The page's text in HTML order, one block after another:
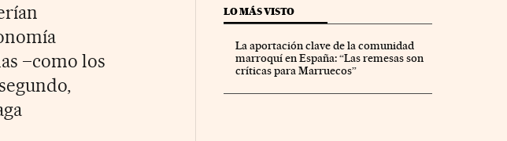
–como los
LO MÁS VISTO
La aportación clave de la comunidad
marroquí en España: “Las remesas son
críticas para Marruecos”